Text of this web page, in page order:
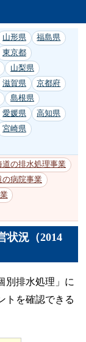
山形県
福島県
東京都
山梨県
滋賀県
京都府
島根県
愛媛県
高知県
宮崎県
道の排水処理事業
の病院事業
状況（2014
別排水処理」に
トを確認できる